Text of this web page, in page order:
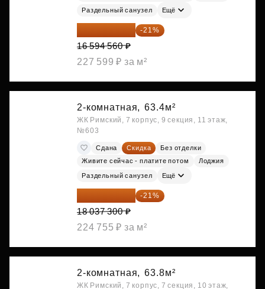
Раздельный санузел Ещё
13 109 702 ₽ -21%
16 594 560 ₽
227 599 ₽ за м²
2-комнатная, 63.4м²
ЖК Римский, 7 корпус, 9 секция, 11 этаж,
№603
Сдана Скидка
Без отделки
Живите сейчас - платите потом
Лоджия
Раздельный санузел Ещё
14 249 467 ₽ -21%
18 037 300 ₽
224 755 ₽ за м²
2-комнатная, 63.8м²
ЖК Римский, 7 корпус, 7 секция, 10 этаж,